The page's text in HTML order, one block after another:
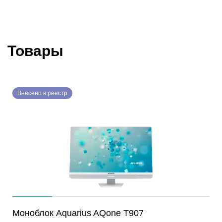
Товары
Внесено в реестр
Моноблок Aquarius AQone T907